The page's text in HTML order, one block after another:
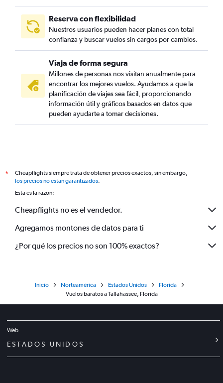
Reserva con flexibilidad
Nuestros usuarios pueden hacer planes con total
confianza y buscar vuelos sin cargos por cambios.
Viaja de forma segura
Millones de personas nos visitan anualmente para
encontrar los mejores vuelos. Ayudamos a que la
planificación de viajes sea fácil, proporcionando
información útil y gráficos basados en datos que
pueden ayudarte a tomar decisiones.
*
Cheapflights siempre trata de obtener precios exactos, sin embargo,
los precios no están garantizados.
Esta es la razón:
Cheapflights no es el vendedor.
Agregamos montones de datos para ti
¿Por qué los precios no son 100% exactos?
Inicio Norteamérica Estados Unidos
Florida
Vuelos baratos a Tallahassee, Florida
Web
ESTADOS UNIDOS